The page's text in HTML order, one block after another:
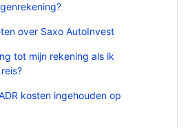
over Saxo AutoInvest
tot mijn rekening als ik
kosten ingehouden op